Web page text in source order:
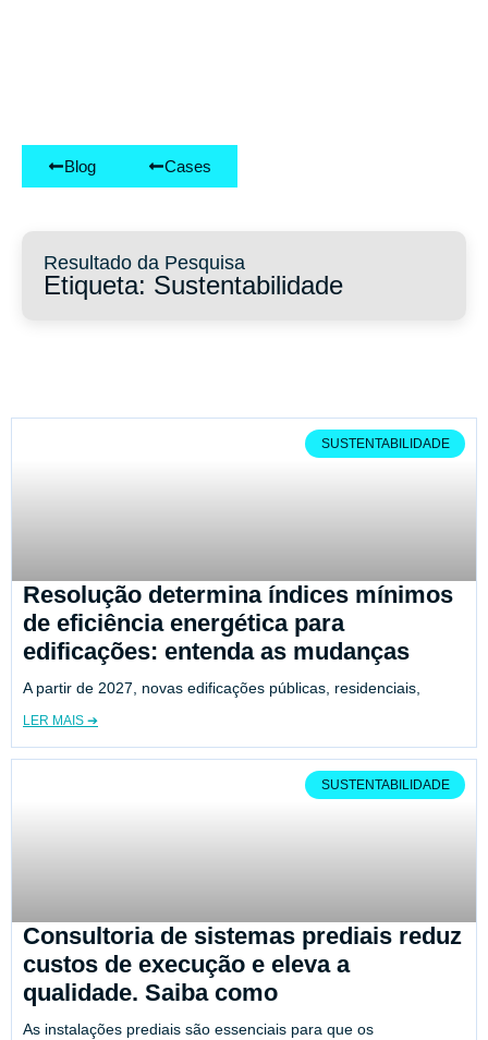
Blog Cases
Resultado da Pesquisa
Etiqueta: Sustentabilidade
SUSTENTABILIDADE
Resolução determina índices mínimos
de eficiência energética para
edificações: entenda as mudanças
A partir de 2027, novas edificações públicas, residenciais,
LER MAIS ➔
SUSTENTABILIDADE
Consultoria de sistemas prediais reduz
custos de execução e eleva a
qualidade. Saiba como
As instalações prediais são essenciais para que os